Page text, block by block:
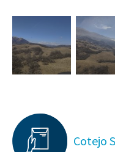
Cotejo